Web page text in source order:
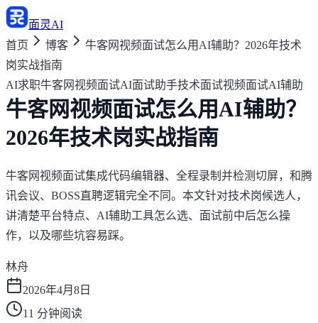
面灵AI
首页
博客
牛客网视频面试怎么用AI辅助？2026年技术
岗实战指南
AI求职牛客网视频面试AI面试助手技术面试视频面试AI辅助
牛客网视频面试怎么用AI辅助？
2026年技术岗实战指南
牛客网视频面试集成代码编辑器、全程录制并检测切屏，和腾
讯会议、BOSS直聘逻辑完全不同。本文针对技术岗候选人，
讲清楚平台特点、AI辅助工具怎么选、面试前中后怎么操
作，以及哪些坑容易踩。
林舟
2026年4月8日
11 分钟阅读